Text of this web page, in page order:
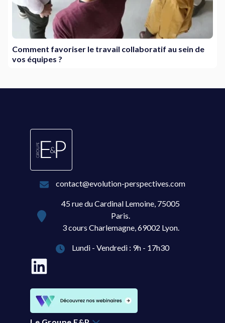
Comment favoriser le travail collaboratif au sein de
vos équipes ?
contact@evolution-perspectives.com
45 rue du Cardinal Lemoine, 75005
Paris.
3 cours Charlemagne, 69002 Lyon.
Lundi - Vendredi : 9h - 17h30